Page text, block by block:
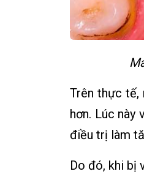
Trên thực tế,
hơn. Lúc này
điều trị làm
Do đó, khi bị